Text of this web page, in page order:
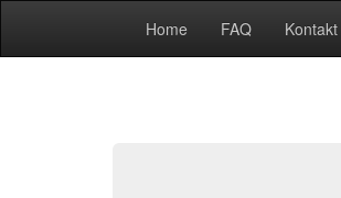
Home FAQ Kontakt